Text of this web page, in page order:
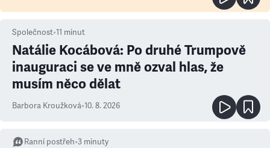
Společnost•11 minut
Natálie Kocábová: Po druhé Trumpově
inauguraci se ve mně ozval hlas, že
musím něco dělat
Barbora Kroužková•10. 8. 2026
Ranní postřeh•3 minuty